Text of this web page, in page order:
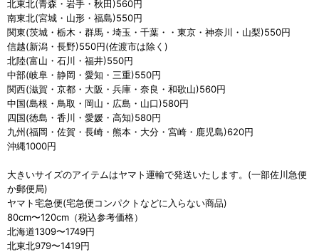
北東北(青森・岩手・秋田)560円
南東北(宮城・山形・福島)550円
関東(茨城・栃木・群馬・埼玉・千葉・・東京・神奈川・山梨)550円
信越(新潟・長野)550円(佐渡市は除く)
北陸(富山・石川・福井)550円
中部(岐阜・静岡・愛知・三重)550円
関西(滋賀・京都・大阪・兵庫・奈良・和歌山)560円
中国(島根・鳥取・岡山・広島・山口)580円
四国(徳島・香川・愛媛・高知)580円
九州(福岡・佐賀・長崎・熊本・大分・宮崎・鹿児島)620円
沖縄1000円
大きいサイズのアイテムはヤマト運輸で発送いたします。(一部佐川急便
か郵便局)
ヤマト宅急便(宅急便コンパクトなどに入らない商品)
80cm〜120cm（税込参考価格）
北海道1309〜1749円
北東北979〜1419円